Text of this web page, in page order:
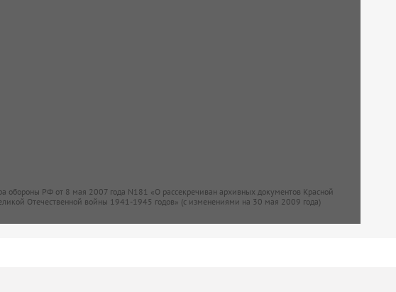
обороны РФ от 8 мая 2007 года N181 «О рассекречиван архивных документов Красной
Отечественной войны 1941-1945 годов» (с изменениями на 30 мая 2009 года)